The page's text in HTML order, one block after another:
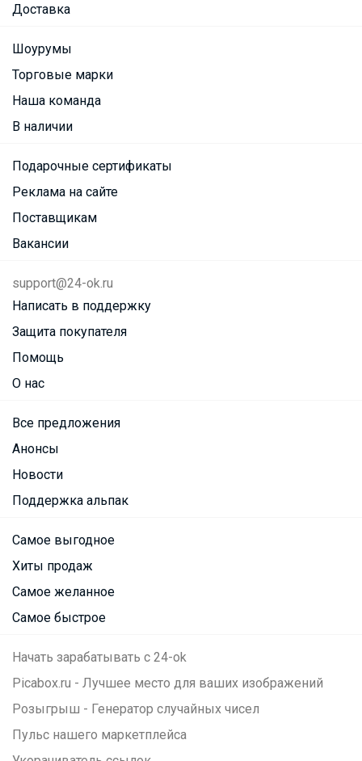
Доставка
Шоурумы
Торговые марки
Наша команда
В наличии
Подарочные сертификаты
Реклама на сайте
Поставщикам
Вакансии
support@24-ok.ru
Написать в поддержку
Защита покупателя
Помощь
О нас
Все предложения
Анонсы
Новости
Поддержка альпак
Самое выгодное
Хиты продаж
Самое желанное
Самое быстрое
Начать зарабатывать с 24-ok
Picabox.ru - Лучшее место для ваших изображений
Розыгрыш - Генератор случайных чисел
Пульс нашего маркетплейса